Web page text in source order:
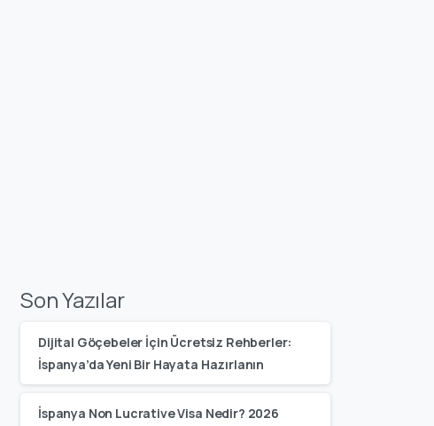
Son Yazılar
Dijital Göçebeler İçin Ücretsiz Rehberler:
İspanya’da Yeni Bir Hayata Hazırlanın
İspanya Non Lucrative Visa Nedir? 2026